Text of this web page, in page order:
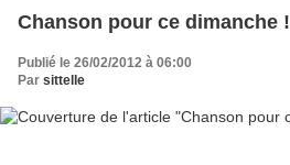
Chanson pour ce dimanche !
Publié le 26/02/2012 à 06:00
Par sittelle